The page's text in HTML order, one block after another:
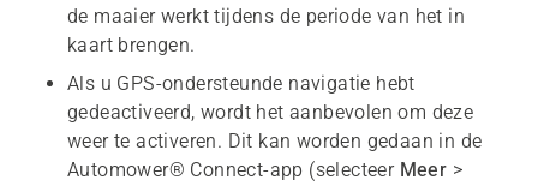
de maaier werkt tijdens de periode van het in
kaart brengen.
Als u GPS-ondersteunde navigatie hebt
gedeactiveerd, wordt het aanbevolen om deze
weer te activeren. Dit kan worden gedaan in de
Automower® Connect-app (selecteer Meer >